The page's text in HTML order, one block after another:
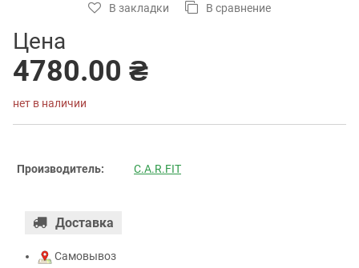
В закладки В сравнение
Цена
4780.00 ₴
нет в наличии
Производитель: C.A.R.FIT
Доставка
Самовывоз